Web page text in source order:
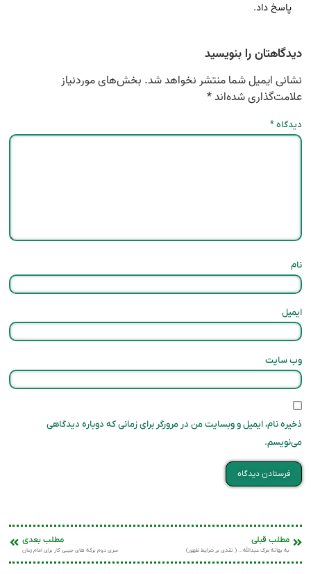
پاسخ داد.
دیدگاهتان را بنویسید
نشانی ایمیل شما منتشر نخواهد شد. بخش‌های موردنیاز
علامت‌گذاری شده‌اند*
دیدگاه*
نام
ایمیل
وب‌ سایت
ذخیره نام، ایمیل و وبسایت من در مرورگر برای زمانی که دوباره دیدگاهی
می‌نویسم.
مطلب قبلی
به بهانه مرگ عبدالله… ( نقدی بر شرایط ظهور)
مطلب بعدی
سری دوم برگه های جیبی کار برای امام زمان